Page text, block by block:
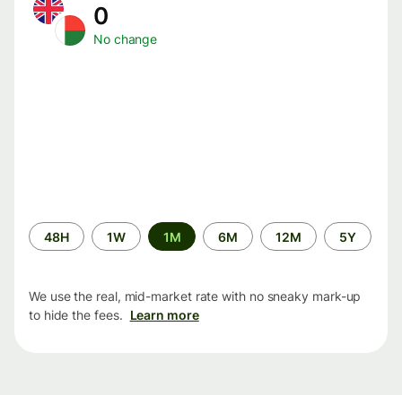
0
No change
Time
period
48H 1W 1M 6M 12M 5Y
We use the real, mid-market rate with no sneaky mark-up
to hide the fees. Learn more